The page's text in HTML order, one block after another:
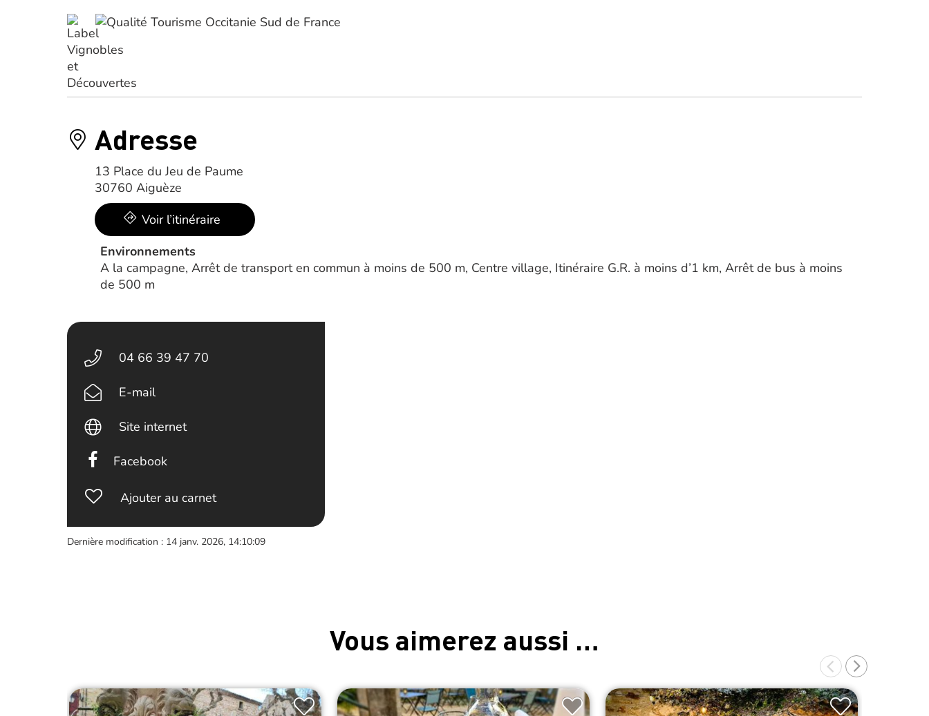
Adresse
13 Place du Jeu de Paume
30760 Aiguèze
Voir l’itinéraire
Environnements
A la campagne, Arrêt de transport en commun à moins de 500 m, Centre village, Itinéraire G.R. à moins d’1 km, Arrêt de bus à moins
de 500 m
04 66 39 47 70
E-mail
Site internet
Facebook
Ajouter au carnet
Dernière modification : 14 janv. 2026, 14:10:09
Vous aimerez aussi …